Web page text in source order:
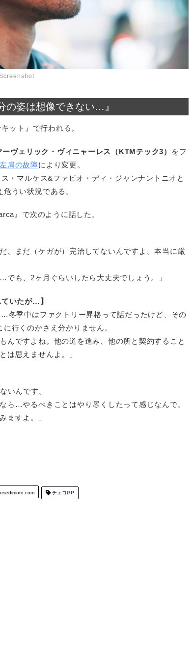
Screenshot
の姿は想像できない…』
ット』で行われる。
ーヴェリック・ヴィニャーレス（KTMテック3）
をフ
左肩の故障により変更。
・マルケス&ファビオ・ディ・ジャンナントニオと
うい状況である。
』で次のように話した。
、まだ（ケガが）完治してないんですよ。本当に厳
も、2ヶ月ぐらいしたら大丈夫でしょう。」
いたが…】
冬季中はファクトリー昇格って話だったけど、その
行くのかさえ分かりません。
ですよね。他の道を進み、他の所と契約すること
は思えませんよ。」
いんです。
ら…やるべきことはやり尽くしたって感じなんで。
ますよ。」
チェコGP